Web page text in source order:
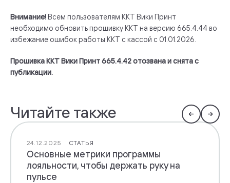
Внимание! Всем пользователям ККТ Вики Принт
необходимо обновить прошивку ККТ на версию 665.4.44 во
избежание ошибок работы ККТ с кассой с 01.01.2026.
Прошивка ККТ Вики Принт 665.4.42 отозвана и снята с
публикации.
Читайте также
24.12.2025 СТАТЬЯ
Основные метрики программы
лояльности, чтобы держать руку на
пульсе